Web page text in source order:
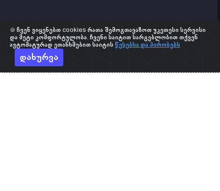
🍪 ჩვენ ვიყენებთ cookies რათა შემოგთავაზოთ უკეთესი სერვისი
და მეტი კომფორტულობა. ჩვენი საიტით სარგებლობით თქვენ
ავტომატურად ეთანხმებით საიტის წესებსა და პირობებს
დახურვა